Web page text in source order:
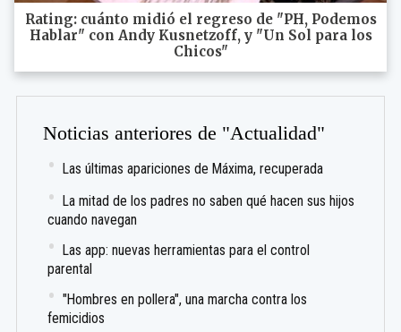
Rating: cuánto midió el regreso de "PH, Podemos
Hablar" con Andy Kusnetzoff, y "Un Sol para los
Chicos"
Noticias anteriores de "Actualidad"
Las últimas apariciones de Máxima, recuperada
La mitad de los padres no saben qué hacen sus hijos
cuando navegan
Las app: nuevas herramientas para el control
parental
"Hombres en pollera", una marcha contra los
femicidios